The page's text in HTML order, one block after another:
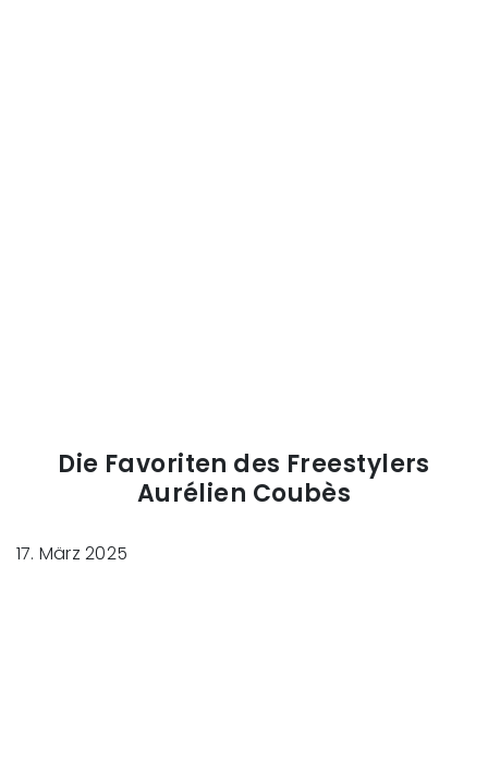
Die Favoriten des Freestylers
Aurélien Coubès
17. März 2025